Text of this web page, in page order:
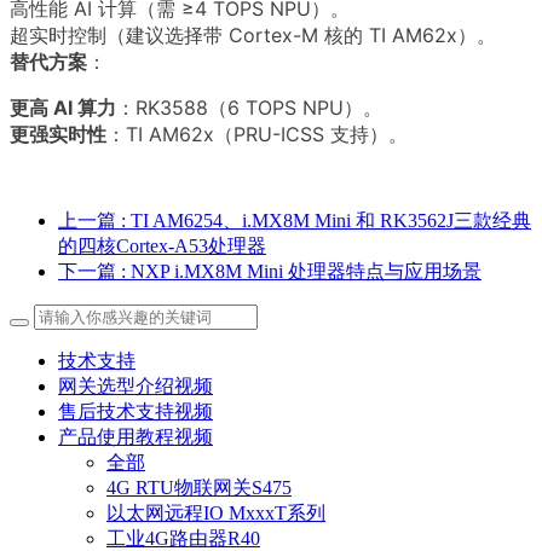
高性能 AI 计算（需 ≥4 TOPS NPU）。
超实时控制（建议选择带 Cortex-M 核的 TI AM62x）。
替代方案 ：
更高 AI 算力 ：RK3588（6 TOPS NPU）。
更强实时性 ：TI AM62x（PRU-ICSS 支持）。
上一篇 : TI AM6254、i.MX8M Mini 和 RK3562J三款经典
的四核Cortex-A53处理器
下一篇 : NXP i.MX8M Mini 处理器特点与应用场景
技术支持
网关选型介绍视频
售后技术支持视频
产品使用教程视频
全部
4G RTU物联网关S475
以太网远程IO MxxxT系列
工业4G路由器R40